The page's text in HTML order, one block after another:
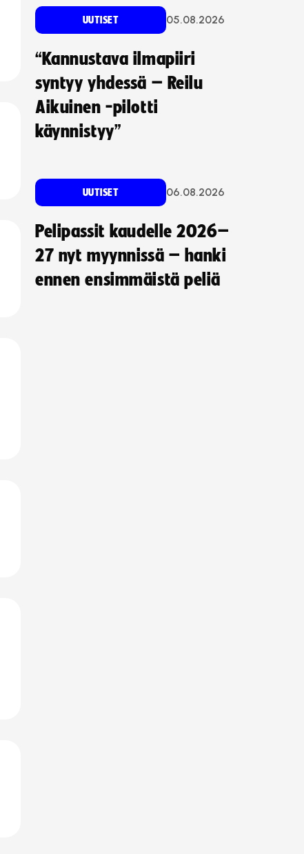
UUTISET 05.08.2026
“Kannustava ilmapiiri
syntyy yhdessä – Reilu
Aikuinen -pilotti
käynnistyy”
UUTISET 06.08.2026
Pelipassit kaudelle 2026–
27 nyt myynnissä – hanki
ennen ensimmäistä peliä